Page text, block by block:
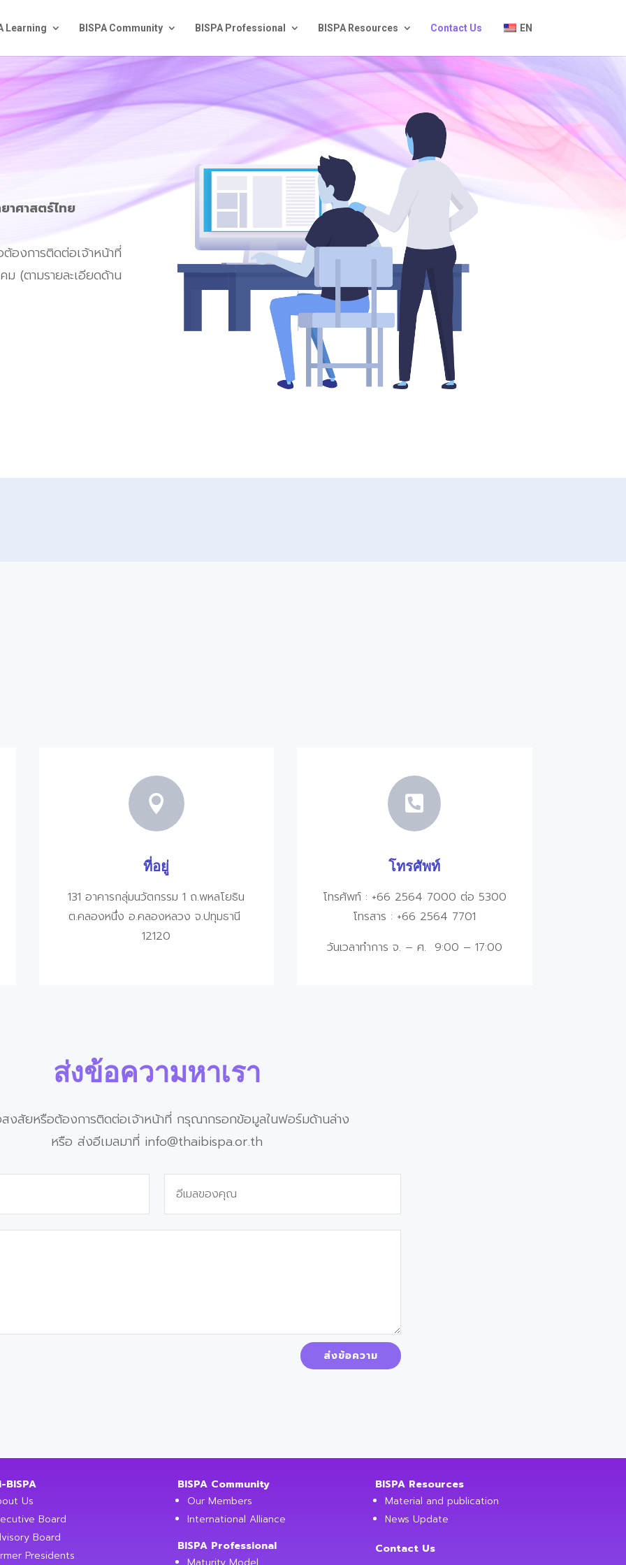
Learning BISPA Community BISPA Professional BISPA Resources Contact Us EN
าศาสตร์ไทย
องการติดต่อเจ้าหน้าที่
(ตามรายละเอียดด้าน

ที่อยู่
131อาคารกลุ่มนวัตกรรม 1 ถ.พหลโยธิน
ต.คลองหนึ่ง อ.คลองหลวง จ.ปทุมธานี
12120

โทรศัพท์
โทรศัพท์ : +66 2564 7000 ต่อ 5300
โทรสาร : +66 2564 7701
วันเวลาทำการ จ. – ศ. 9:00 – 17:00
ส่งข้อความหาเรา
งสัยหรือต้องการติดต่อเจ้าหน้าที่ กรุณากรอกข้อมูลในฟอร์มด้านล่าง
หรือ ส่งอีเมลมาที่ info@thaibispa.or.th
ส่งข้อความ
BISPA
Us
Board
Board
Presidents
BISPA Community
Our Members
International Alliance
BISPA Professional
BISPA Resources
Material and publication
News Update
Contact Us